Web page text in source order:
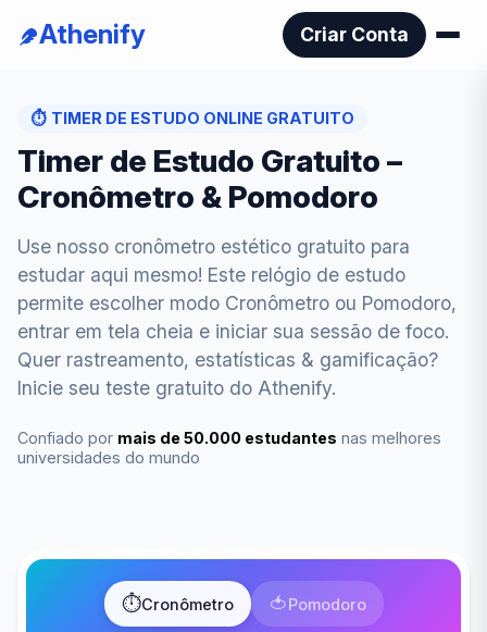
Athenify Criar Conta
⏱️ TIMER DE ESTUDO ONLINE GRATUITO
Timer de Estudo Gratuito –
Cronômetro & Pomodoro
Use nosso cronômetro estético gratuito para
estudar aqui mesmo! Este relógio de estudo
permite escolher modo Cronômetro ou Pomodoro,
entrar em tela cheia e iniciar sua sessão de foco.
Quer rastreamento, estatísticas & gamificação?
Inicie seu teste gratuito do Athenify.
Confiado por mais de 50.000 estudantes nas melhores
universidades do mundo
⏱️Cronômetro 🍅Pomodoro